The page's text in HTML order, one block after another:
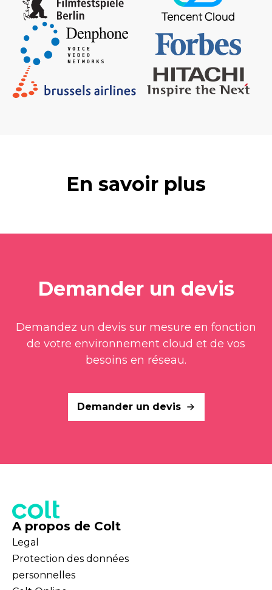
En savoir plus
Demander un devis
Demandez un devis sur mesure en fonction
de votre environnement cloud et de vos
besoins en réseau.
Demander un devis
A propos de Colt
Legal
Protection des données
personnelles